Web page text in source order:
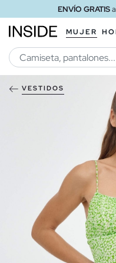
ENVÍO GRATISa
MUJER
VESTIDOS